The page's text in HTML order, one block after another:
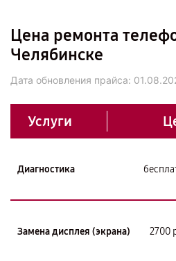
Цена ремонта
Челябинске
Дата обновления прайса:
Услуги
Диагностика
Замена дисплея (экрана) 2700